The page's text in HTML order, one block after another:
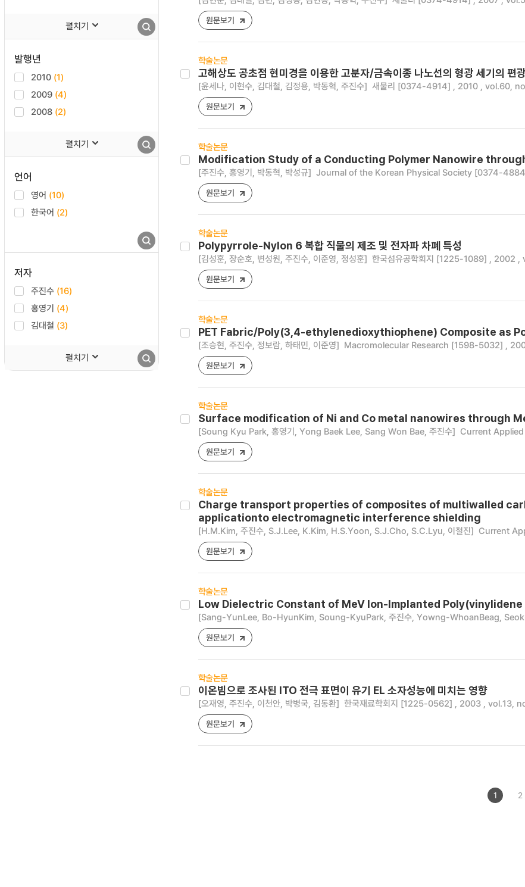
펼치기
발행년
2010 (1)
2009 (4)
2008 (2)
펼치기
언어
영어 (10)
한국어 (2)
저자
주진수 (16)
홍영기 (4)
김대철 (3)
펼치기
원문보기
학술논문
고해상도 공초점 현미경을 이용한 고분자/금속이종 나노선의 형광 세기의 편
[윤세나, 이현수, 김대철, 김정용, 박동혁, 주진수] 새물리 [0374-4914] , 2010 , vol.60,
원문보기
학술논문
Modification Study of a Conducting Polymer Nanowire
[주진수, 홍영기, 박동혁, 박성규] Journal of the Korean Physical Society [0374-
원문보기
학술논문
Polypyrrole-Nylon 6 복합 직물의 제조 및 전자파 차폐 특성
[김성훈, 장순호, 변성원, 주진수, 이준영, 정성훈] 한국섬유공학회지 [1225-1089] , 2002
원문보기
학술논문
PET Fabric/Poly(3,4-ethylenedioxythiophene) Composite as
[조승현, 주진수, 정보람, 하태민, 이준영] Macromolecular Research [1598-5032] ,
원문보기
학술논문
Surface modification of Ni and Co metal nanowires through
[Soung Kyu Park, 홍영기, Yong Baek Lee, Sang Won Bae, 주진수] Current
원문보기
학술논문
Charge transport properties of composites of multiwalled
applicationto electromagnetic interference shielding
[H.M.Kim, 주진수, S.J.Lee, K.Kim, H.S.Yoon, S.J.Cho, S.C.Lyu, 이철진] Current
원문보기
학술논문
Low Dielectric Constant of MeV Ion-Implanted
[Sang-YunLee, Bo-HyunKim, Soung-KyuPark, 주진수, Yowng-WhoanBeag,
원문보기
학술논문
이온빔으로 조사된 ITO 전극 표면이 유기 EL 소자성능에 미치는 영향
[오재영, 주진수, 이천안, 박병국, 김동환] 한국재료학회지 [1225-0562] , 2003 , vol.13,
원문보기
1 2